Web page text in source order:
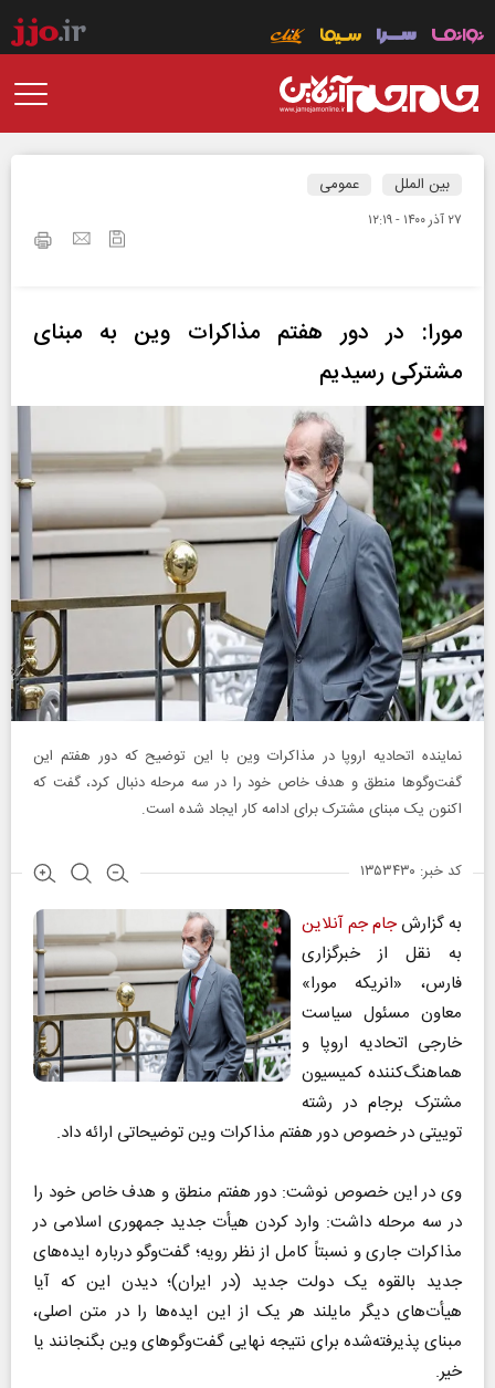
بین الملل عمومی
۲۷ آذر ۱۴۰۰ - ۱۲:۱۹
مورا: در دور هفتم مذاکرات وین به مبنای
مشترکی رسیدیم
نماینده اتحادیه اروپا در مذاکرات وین با این توضیح که دور هفتم این
گفت‌وگوها منطق و هدف خاص خود را در سه مرحله دنبال کرد، گفت که
اکنون یک مبنای مشترک برای ادامه کار ایجاد شده است.
کد خبر: ۱۳۵۳۴۳۰
به گزارشجام جم آنلاین
به نقل از خبرگزاری
فارس، «انریکه مورا»
معاون مسئول سیاست
خارجی اتحادیه اروپا و
هماهنگ‌کننده کمیسیون
مشترک برجام در رشته
توییتی در خصوص دور هفتم مذاکرات وین توضیحاتی ارائه داد.
وی در این خصوص نوشت: دور هفتم منطق و هدف خاص خود را
در سه مرحله داشت: وارد کردن هیأت جدید جمهوری اسلامی در
مذاکرات جاری و نسبتاً کامل از نظر رویه؛ گفت‌وگو درباره ایده‌های
جدید بالقوه یک دولت جدید (در ایران)؛ دیدن این که آیا
هیأت‌های دیگر مایلند هر یک از این ایده‌ها را در متن اصلی،
مبنای پذیرفته‌شده برای نتیجه نهایی گفت‌وگوهای وین بگنجانند یا
خیر.